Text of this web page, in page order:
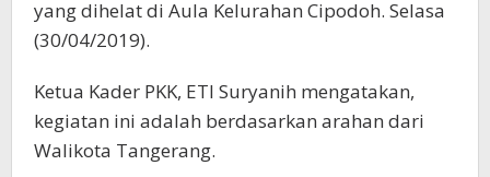
yang dihelat di Aula Kelurahan Cipodoh. Selasa
(30/04/2019).
Ketua Kader PKK, ETI Suryanih mengatakan,
kegiatan ini adalah berdasarkan arahan dari
Walikota Tangerang.